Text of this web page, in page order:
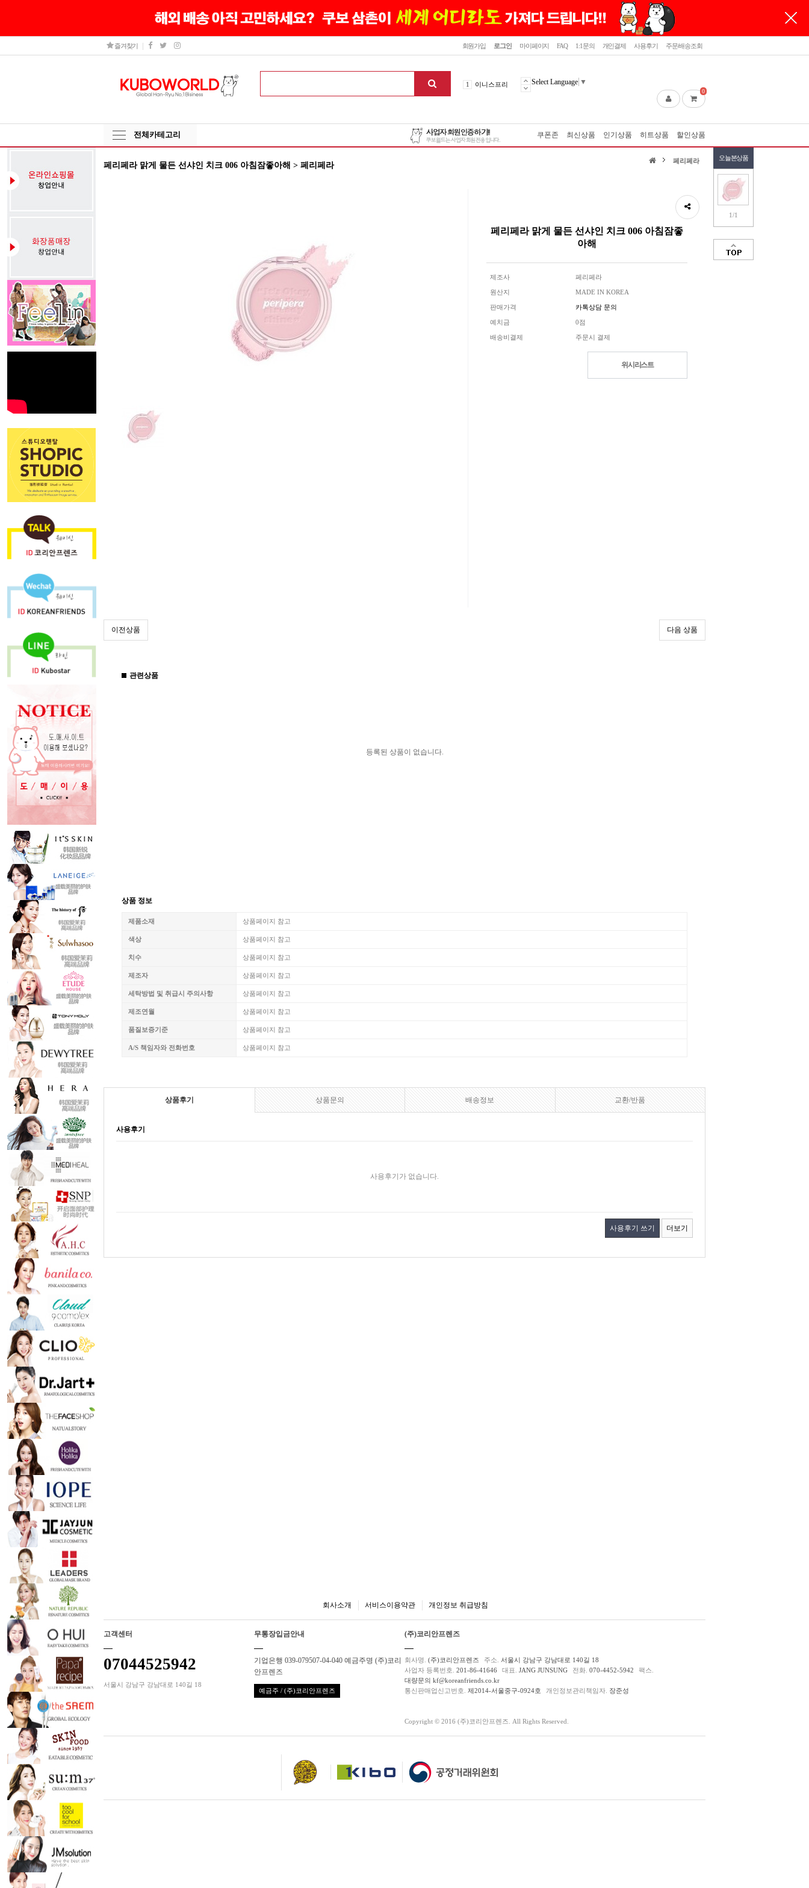
닫기
회원가입 로그인 마이페이지 FAQ 1:1문의 개인결제 사용후기 주문/배송조회
즐겨찾기
2 설화수
5 라네즈
이니스프리
Select Language ▼
0
전체카테고리 쿠폰존 최신상품 인기상품 히트상품 할인상품
페리페라 맑게 물든 선샤인 치크 006 아침잠좋아해 > 페리페라
오늘본상품
1/1
페리페라
페리페라 맑게 물든 선샤인 치크 006 아침잠좋
아해
제조사 페리페라
원산지 MADE IN KOREA
판매가격 카톡상담 문의
예치금 0점
배송비결제 주문시 결제
위시리스트
이전상품 다음 상품
관련상품
등록된 상품이 없습니다.
상품 정보
제품소재 상품페이지 참고
색상 상품페이지 참고
치수 상품페이지 참고
제조자 상품페이지 참고
세탁방법 및 취급시 주의사항 상품페이지 참고
제조연월 상품페이지 참고
품질보증기준 상품페이지 참고
A/S 책임자와 전화번호 상품페이지 참고
상품후기 상품문의 배송정보 교환/반품
사용후기
사용후기가 없습니다.
사용후기 쓰기 더보기
회사소개 서비스이용약관 개인정보 취급방침
고객센터
07044525942
서울시 강남구 강남대로 140길 18
무통장입금안내
기업은행 039-079507-04-040 예금주명 (주)코리
안프렌즈
예금주 / (주)코리안프렌즈
(주)코리안프렌즈
회사명. (주)코리안프렌즈 주소. 서울시 강남구 강남대로 140길 18
사업자 등록번호. 201-86-41646 대표. JANG JUNSUNG 전화. 070-4452-5942
팩스.
대량문의 kf@koreanfriends.co.kr
통신판매업신고번호. 제2014-서울중구-0924호 개인정보관리책임자. 장준성
Copyright © 2016 (주)코리안프렌즈. All Rights Reserved.